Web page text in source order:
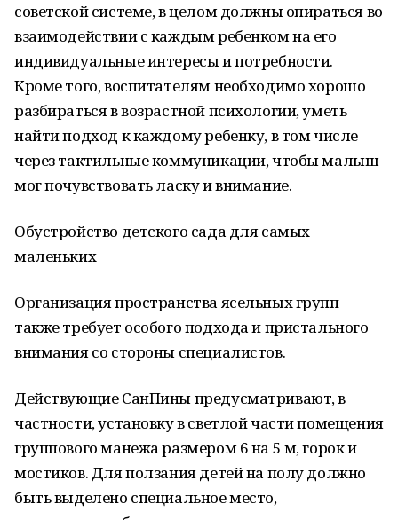
советской системе, в целом должны опираться во
взаимодействии с каждым ребенком на его
индивидуальные интересы и потребности.
Кроме того, воспитателям необходимо хорошо
разбираться в возрастной психологии, уметь
найти подход к каждому ребенку, в том числе
через тактильные коммуникации, чтобы малыш
мог почувствовать ласку и внимание.
Обустройство детского сада для самых
маленьких
Организация пространства ясельных групп
также требует особого подхода и пристального
внимания со стороны специалистов.
Действующие СанПины предусматривают, в
частности, установку в светлой части помещения
группового манежа размером 6 на 5 м, горок и
мостиков. Для ползания детей на полу должно
быть выделено специальное место,